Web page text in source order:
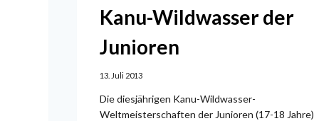
Kanu-Wildwasser der
Junioren
13. Juli 2013
Die diesjährigen Kanu-Wildwasser-
Weltmeisterschaften der Junioren (17-18 Jahre)